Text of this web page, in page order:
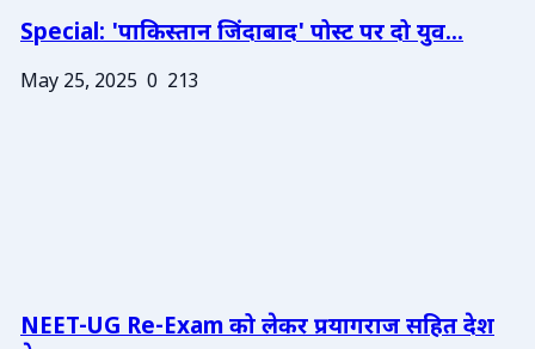
Special: 'पाकिस्तान जिंदाबाद' पोस्ट पर दो युव...
May 25, 2025 0 213
NEET-UG Re-Exam को लेकर प्रयागराज सहित देश